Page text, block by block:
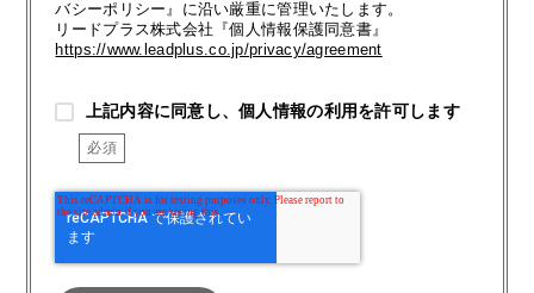
バシーポリシー』に沿い厳重に管理いたします。
リードプラス株式会社『個人情報保護同意書』
https://www.leadplus.co.jp/privacy/agreement
上記内容に同意し、個人情報の利用を許可します